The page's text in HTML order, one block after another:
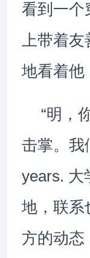
看到一个
上带着
地看着他
“明，
击掌。我
years. 大
地，联系
方的动态